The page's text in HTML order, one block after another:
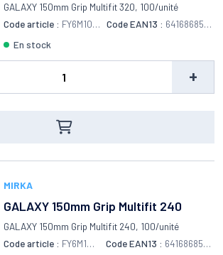
GALAXY 150mm Grip Multifit 320, 100/unité
Code article : FY6M109
Code EAN13 : 6416868557
en stock
+
MIRKA
GALAXY 150mm Grip Multifit 240
GALAXY 150mm Grip Multifit 240, 100/unité
Code article : FY6M109
Code EAN13 : 6416868557